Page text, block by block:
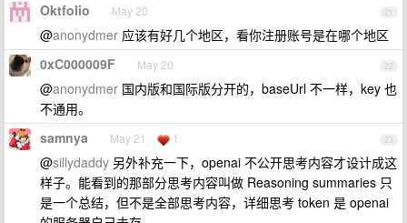
21
Oktfolio May 20
@anonydmer 应该有好几个地区，看你注册账号是在哪个地区
22
0xC000009F May 20
@anonydmer 国内版和国际版分开的，baseUrl 不一样，key 也
不通用。
23
samnya May 21 1
@sillydaddy 另外补充一下，openai 不公开思考内容才设计成这
样子。能看到的那部分思考内容叫做 Reasoning summaries 只
是一个总结，但不是全部思考内容，详细思考 token 是 openai